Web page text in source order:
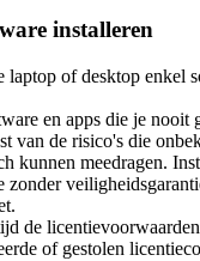
installeren
laptop of desktop enkel
en apps die je nooit
van de risico's die
kunnen meedragen.
zonder
de
of gestolen